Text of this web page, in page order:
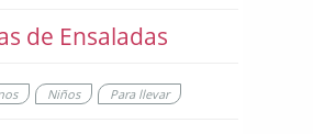
de Ensaladas
Niños Para llevar